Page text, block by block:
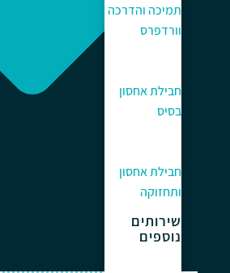
תמיכה והדרכה
וורדפרס
חבילת אחסון
בסיס
חבילת אחסון
ותחזוקה
שירותים
נוספים